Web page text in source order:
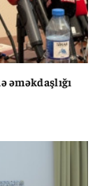
əməkdaşlığı